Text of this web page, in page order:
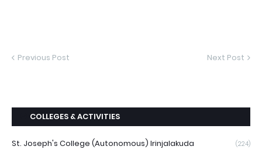
Previous Post Next Post
COLLEGES & ACTIVITIES
St. Joseph's College (Autonomous) Irinjalakuda (224)